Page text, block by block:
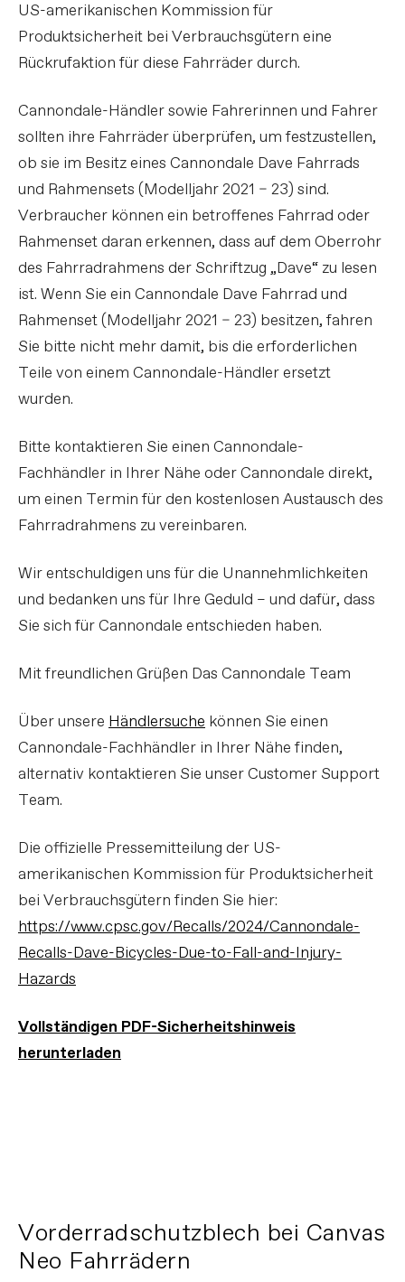
US-amerikanischen Kommission für
Produktsicherheit bei Verbrauchsgütern eine
Rückrufaktion für diese Fahrräder durch.
Cannondale-Händler sowie Fahrerinnen und Fahrer
sollten ihre Fahrräder überprüfen, um festzustellen,
ob sie im Besitz eines Cannondale Dave Fahrrads
und Rahmensets (Modelljahr 2021 – 23) sind.
Verbraucher können ein betroffenes Fahrrad oder
Rahmenset daran erkennen, dass auf dem Oberrohr
des Fahrradrahmens der Schriftzug „Dave“ zu lesen
ist. Wenn Sie ein Cannondale Dave Fahrrad und
Rahmenset (Modelljahr 2021 – 23) besitzen, fahren
Sie bitte nicht mehr damit, bis die erforderlichen
Teile von einem Cannondale-Händler ersetzt
wurden.
Bitte kontaktieren Sie einen Cannondale-
Fachhändler in Ihrer Nähe oder Cannondale direkt,
um einen Termin für den kostenlosen Austausch des
Fahrradrahmens zu vereinbaren.
Wir entschuldigen uns für die Unannehmlichkeiten
und bedanken uns für Ihre Geduld – und dafür, dass
Sie sich für Cannondale entschieden haben.
Mit freundlichen Grüßen Das Cannondale Team
Über unsere Händlersuche können Sie einen
Cannondale-Fachhändler in Ihrer Nähe finden,
alternativ kontaktieren Sie unser Customer Support
Team.
Die offizielle Pressemitteilung der US-
amerikanischen Kommission für Produktsicherheit
bei Verbrauchsgütern finden Sie hier:
https://www.cpsc.gov/Recalls/2024/Cannondale-
Recalls-Dave-Bicycles-Due-to-Fall-and-Injury-
Hazards
Vollständigen PDF-Sicherheitshinweis
herunterladen
Vorderradschutzblech bei Canvas
Neo Fahrrädern